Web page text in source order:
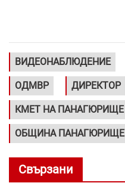
ВИДЕОНАБЛЮДЕНИЕ
ОДМВР ДИРЕКТОР
КМЕТ НА ПАНАГЮРИЩЕ
ОБЩИНА ПАНАГЮРИЩЕ
Свързани